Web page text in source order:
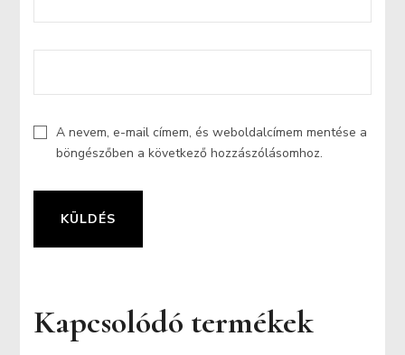
A nevem, e-mail címem, és weboldalcímem mentése a
böngészőben a következő hozzászólásomhoz.
Kapcsolódó termékek